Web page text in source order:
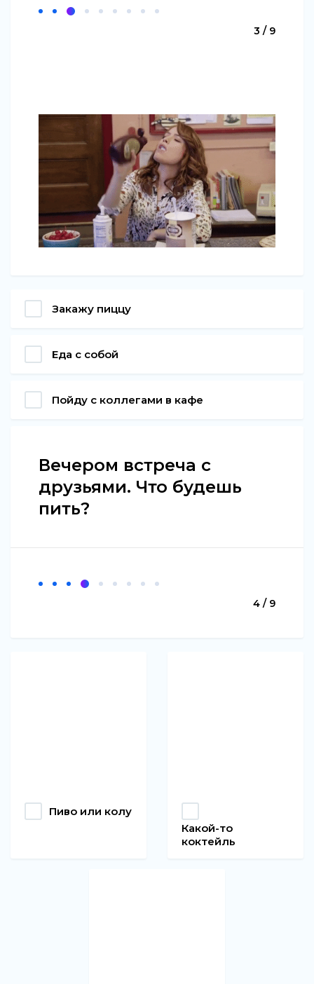
3 / 9
Закажу пиццу
Еда с собой
Пойду с коллегами в кафе
Вечером встреча с
друзьями. Что будешь
пить?
4 / 9
Пиво или колу
Какой-то
коктейль